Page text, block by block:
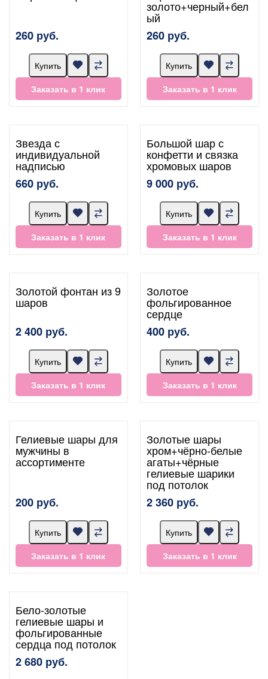
260 руб.
Купить
Заказать в 1 клик
золото+черный+бел
ый
260 руб.
Купить
Заказать в 1 клик
Звезда с
индивидуальной
надписью
660 руб.
Купить
Заказать в 1 клик
Большой шар с
конфетти и связка
хромовых шаров
9 000 руб.
Купить
Заказать в 1 клик
Золотой фонтан из 9
шаров
2 400 руб.
Купить
Заказать в 1 клик
Золотое
фольгированное
сердце
400 руб.
Купить
Заказать в 1 клик
Гелиевые шары для
мужчины в
ассортименте
200 руб.
Купить
Заказать в 1 клик
Золотые шары
хром+чёрно-белые
агаты+чёрные
гелиевые шарики
под потолок
2 360 руб.
Купить
Заказать в 1 клик
Бело-золотые
гелиевые шары и
фольгированные
сердца под потолок
2 680 руб.